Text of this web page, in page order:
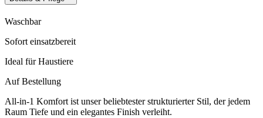
Waschbar
Sofort einsatzbereit
Ideal für Haustiere
Auf Bestellung
All-in-1 Komfort ist unser beliebtester strukturierter Stil, der jedem
Raum Tiefe und ein elegantes Finish verleiht.